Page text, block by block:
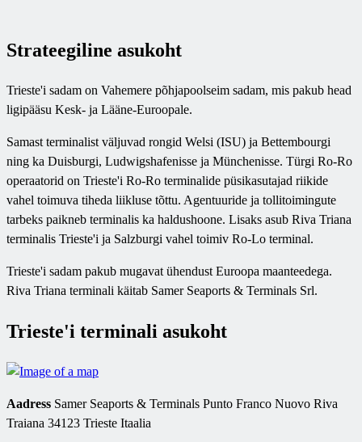
Strateegiline asukoht
Trieste'i sadam on Vahemere põhjapoolseim sadam, mis pakub head
ligipääsu Kesk- ja Lääne-Euroopale.
Samast terminalist väljuvad rongid Welsi (ISU) ja Bettembourgi
ning ka Duisburgi, Ludwigshafenisse ja Münchenisse. Türgi Ro-Ro
operaatorid on Trieste'i Ro-Ro terminalide püsikasutajad riikide
vahel toimuva tiheda liikluse tõttu. Agentuuride ja tollitoimingute
tarbeks paikneb terminalis ka haldushoone. Lisaks asub Riva Triana
terminalis Trieste'i ja Salzburgi vahel toimiv Ro-Lo terminal.
Trieste'i sadam pakub mugavat ühendust Euroopa maanteedega.
Riva Triana terminali käitab Samer Seaports & Terminals Srl.
Trieste'i terminali asukoht
Aadress Samer Seaports & Terminals Punto Franco Nuovo Riva
Traiana 34123 Trieste Itaalia